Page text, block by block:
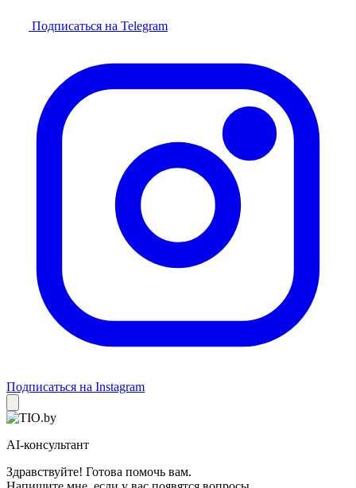
Подписаться на Telegram
Подписаться на Instagram
AI-консультант
Здравствуйте! Готова помочь вам.